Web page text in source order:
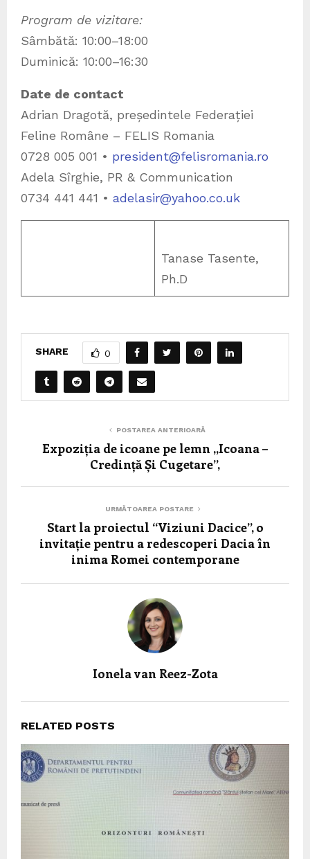
Program de vizitare:
Sâmbătă: 10:00–18:00
Duminică: 10:00–16:30
Date de contact
Adrian Dragotă, președintele Federației
Feline Române – FELIS Romania
0728 005 001 • president@felisromania.ro
Adela Sîrghie, PR & Communication
0734 441 441 • adelasir@yahoo.co.uk
Tanase Tasente,
Ph.D
SHARE 0
POSTAREA ANTERIOARĂ
Expoziția de icoane pe lemn ,,Icoana –
Credință Și Cugetare”,
URMĂTOAREA POSTARE
Start la proiectul “Viziuni Dacice”, o
invitație pentru a redescoperi Dacia în
inima Romei contemporane
Ionela van Reez-Zota
RELATED POSTS